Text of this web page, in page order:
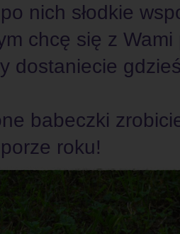
po nich słodkie
chcę się z Wami
dostaniecie
babeczki
roku!